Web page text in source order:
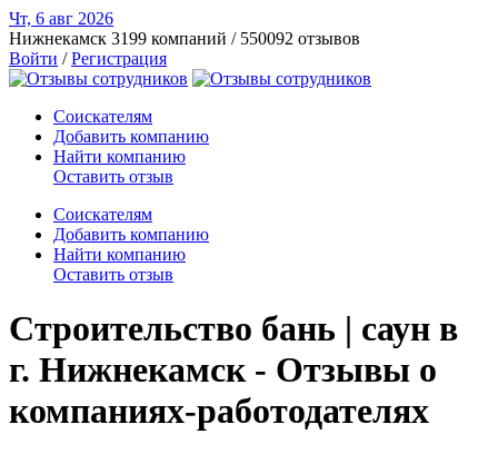
Чт, 6 авг 2026
Нижнекамск 3199 компаний / 550092 отзывов
Войти /Регистрация
Соискателям
Добавить компанию
Найти компанию
Оставить отзыв
Соискателям
Добавить компанию
Найти компанию
Оставить отзыв
Строительство бань | саун в
г. Нижнекамск - Отзывы о
компаниях-работодателях